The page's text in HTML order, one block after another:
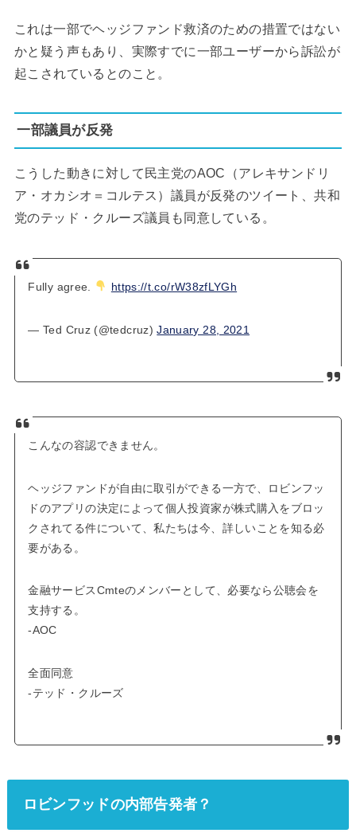
これは一部でヘッジファンド救済のための措置ではない
かと疑う声もあり、実際すでに一部ユーザーから訴訟が
起こされているとのこと。
一部議員が反発
こうした動きに対して民主党のAOC（アレキサンドリ
ア・オカシオ＝コルテス）議員が反発のツイート、共和
党のテッド・クルーズ議員も同意している。
Fully agree. https://t.co/rW38zfLYGh
— Ted Cruz (@tedcruz)January 28, 2021
こんなの容認できません。
ヘッジファンドが自由に取引ができる一方で、ロビンフッ
ドのアプリの決定によって個人投資家が株式購入をブロッ
クされてる件について、私たちは今、詳しいことを知る必
要がある。
金融サービスCmteのメンバーとして、必要なら公聴会を
支持する。
-AOC
全面同意
-テッド・クルーズ
ロビンフッドの内部告発者？